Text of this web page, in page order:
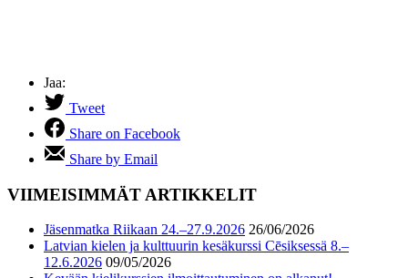
Jaa:
Tweet
Share on Facebook
Share by Email
VIIMEISIMMÄT ARTIKKELIT
Jäsenmatka Riikaan 24.–27.9.2026 26/06/2026
Latvian kielen ja kulttuurin kesäkurssi Cēsiksessä 8.–
12.6.2026 09/05/2026